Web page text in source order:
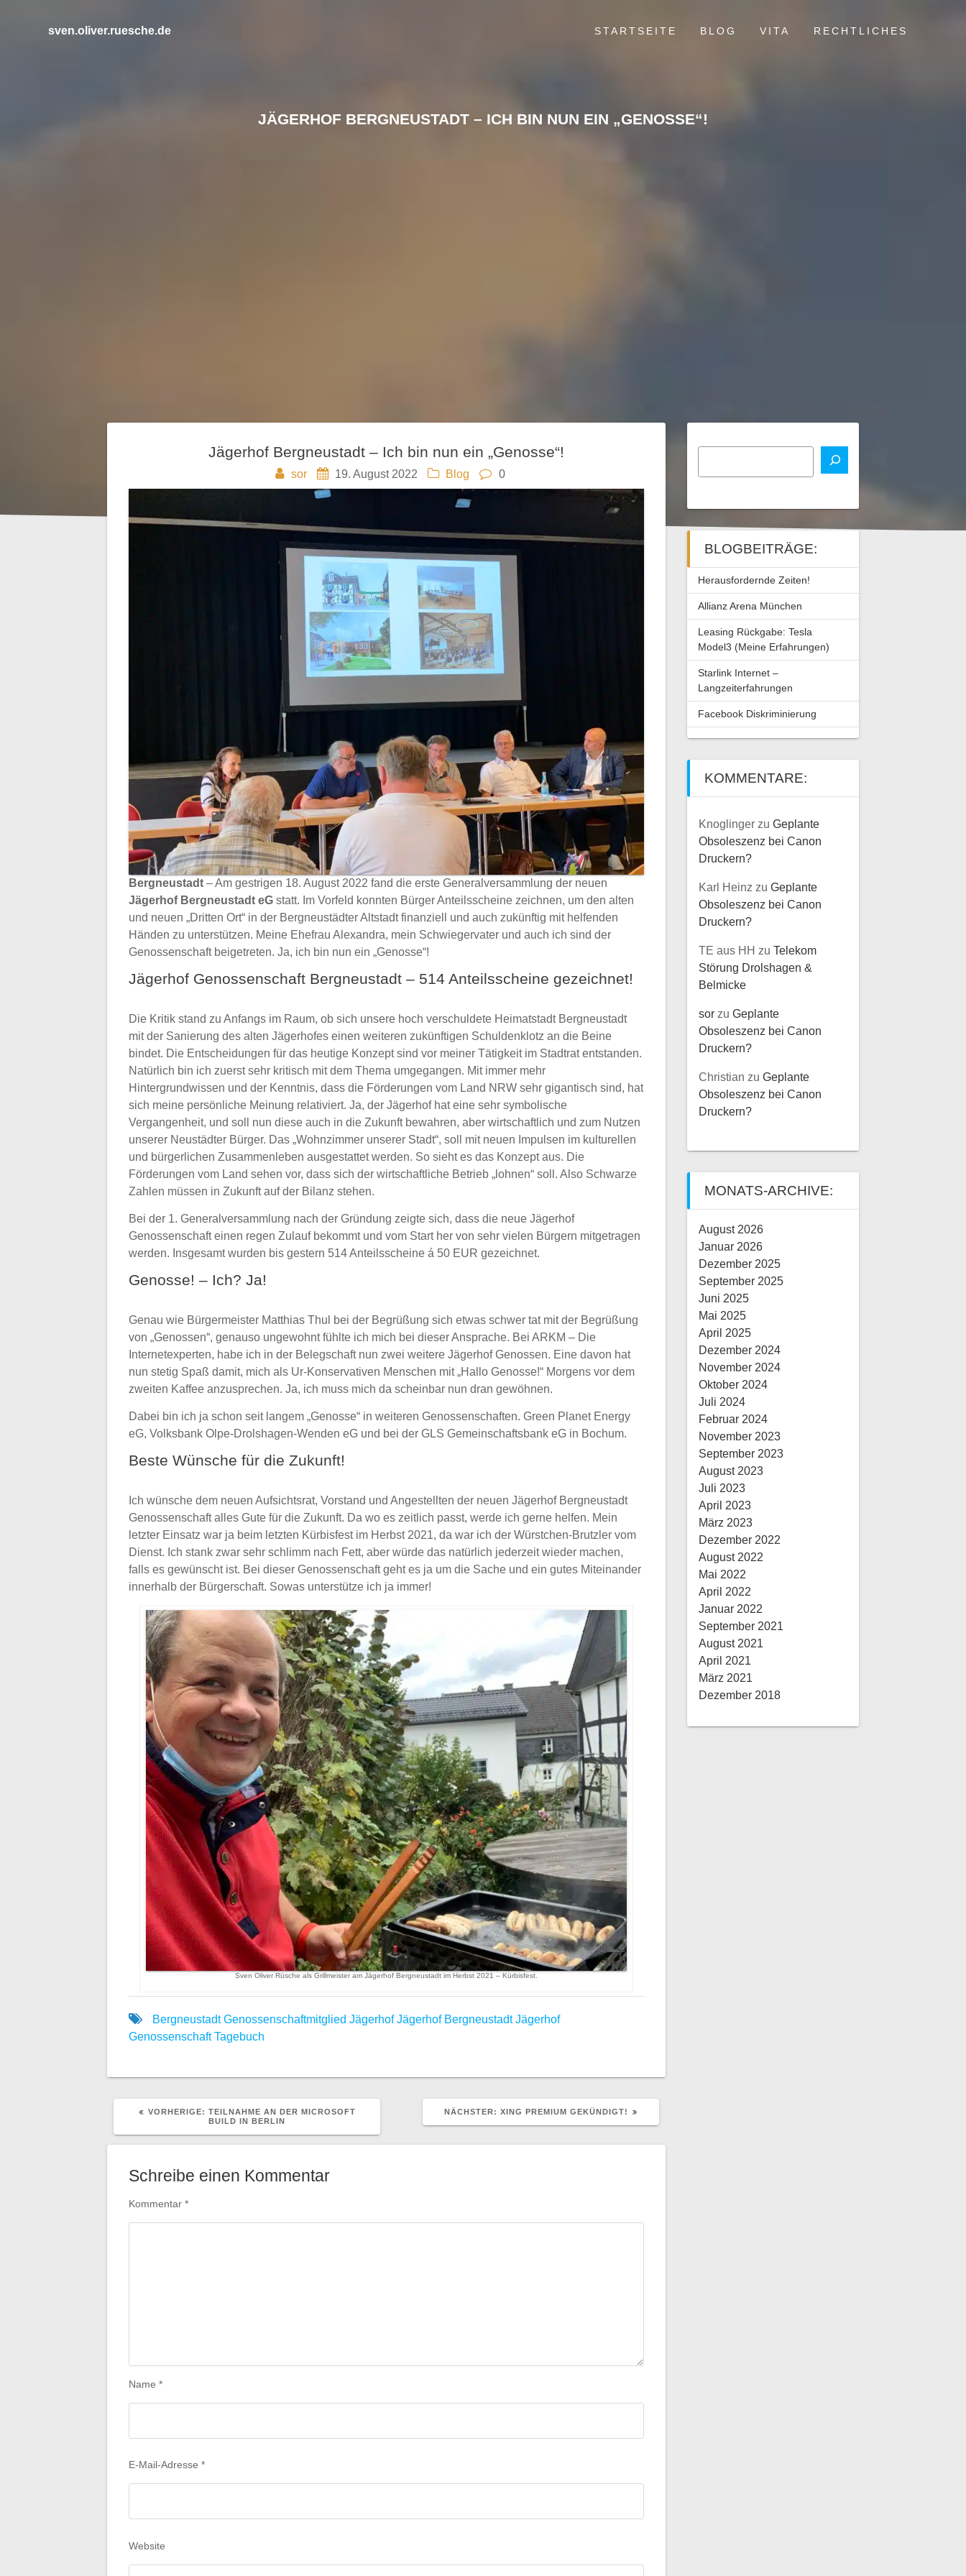
sven.oliver.ruesche.de STARTSEITE BLOG VITA RECHTLICHES
JÄGERHOF BERGNEUSTADT – ICH BIN NUN EIN „GENOSSE“!
Jägerhof Bergneustadt – Ich bin nun ein „Genosse“!
sor 19. August 2022 Blog 0
Bergneustadt – Am gestrigen 18. August 2022 fand die erste Generalversammlung der neuen
Jägerhof Bergneustadt eG statt. Im Vorfeld konnten Bürger Anteilsscheine zeichnen, um den alten
und neuen „Dritten Ort“ in der Bergneustädter Altstadt finanziell und auch zukünftig mit helfenden
Händen zu unterstützen. Meine Ehefrau Alexandra, mein Schwiegervater und auch ich sind der
Genossenschaft beigetreten. Ja, ich bin nun ein „Genosse“!
Jägerhof Genossenschaft Bergneustadt – 514 Anteilsscheine gezeichnet!
Die Kritik stand zu Anfangs im Raum, ob sich unsere hoch verschuldete Heimatstadt Bergneustadt
mit der Sanierung des alten Jägerhofes einen weiteren zukünftigen Schuldenklotz an die Beine
bindet. Die Entscheidungen für das heutige Konzept sind vor meiner Tätigkeit im Stadtrat entstanden.
Natürlich bin ich zuerst sehr kritisch mit dem Thema umgegangen. Mit immer mehr
Hintergrundwissen und der Kenntnis, dass die Förderungen vom Land NRW sehr gigantisch sind, hat
sich meine persönliche Meinung relativiert. Ja, der Jägerhof hat eine sehr symbolische
Vergangenheit, und soll nun diese auch in die Zukunft bewahren, aber wirtschaftlich und zum Nutzen
unserer Neustädter Bürger. Das „Wohnzimmer unserer Stadt“, soll mit neuen Impulsen im kulturellen
und bürgerlichen Zusammenleben ausgestattet werden. So sieht es das Konzept aus. Die
Förderungen vom Land sehen vor, dass sich der wirtschaftliche Betrieb „lohnen“ soll. Also Schwarze
Zahlen müssen in Zukunft auf der Bilanz stehen.
Bei der 1. Generalversammlung nach der Gründung zeigte sich, dass die neue Jägerhof
Genossenschaft einen regen Zulauf bekommt und vom Start her von sehr vielen Bürgern mitgetragen
werden. Insgesamt wurden bis gestern 514 Anteilsscheine á 50 EUR gezeichnet.
Genosse! – Ich? Ja!
Genau wie Bürgermeister Matthias Thul bei der Begrüßung sich etwas schwer tat mit der Begrüßung
von „Genossen“, genauso ungewohnt fühlte ich mich bei dieser Ansprache. Bei ARKM – Die
Internetexperten, habe ich in der Belegschaft nun zwei weitere Jägerhof Genossen. Eine davon hat
nun stetig Spaß damit, mich als Ur-Konservativen Menschen mit „Hallo Genosse!“ Morgens vor dem
zweiten Kaffee anzusprechen. Ja, ich muss mich da scheinbar nun dran gewöhnen.
Dabei bin ich ja schon seit langem „Genosse“ in weiteren Genossenschaften. Green Planet Energy
eG, Volksbank Olpe-Drolshagen-Wenden eG und bei der GLS Gemeinschaftsbank eG in Bochum.
Beste Wünsche für die Zukunft!
Ich wünsche dem neuen Aufsichtsrat, Vorstand und Angestellten der neuen Jägerhof Bergneustadt
Genossenschaft alles Gute für die Zukunft. Da wo es zeitlich passt, werde ich gerne helfen. Mein
letzter Einsatz war ja beim letzten Kürbisfest im Herbst 2021, da war ich der Würstchen-Brutzler vom
Dienst. Ich stank zwar sehr schlimm nach Fett, aber würde das natürlich jederzeit wieder machen,
falls es gewünscht ist. Bei dieser Genossenschaft geht es ja um die Sache und ein gutes Miteinander
innerhalb der Bürgerschaft. Sowas unterstütze ich ja immer!
Sven Oliver Rüsche als Grillmeister am Jägerhof Bergneustadt im Herbst 2021 – Kürbisfest.
Bergneustadt Genossenschaftmitglied Jägerhof Jägerhof Bergneustadt Jägerhof
Genossenschaft Tagebuch
Beitragsnavigation
VORHERIGE: VORHERIGER
BEITRAG:
TEILNAHME AN DER MICROSOFT
BUILD IN BERLIN
NÄCHSTER: NÄCHSTER
XING PREMIUM GEKÜNDIGT!
Schreibe einen Kommentar
Kommentar*
Name*
E-Mail-Adresse*
Website
BLOGBEITRÄGE:
Herausfordernde Zeiten!
Allianz Arena München
Leasing Rückgabe: Tesla
Model3 (Meine Erfahrungen)
Starlink Internet –
Langzeiterfahrungen
Facebook Diskriminierung
KOMMENTARE:
Knoglingerzu Geplante
Obsoleszenz bei Canon
Druckern?
Karl Heinz zu Geplante
Obsoleszenz bei Canon
Druckern?
TE aus HH zu Telekom
Störung Drolshagen &
Belmicke
sorzu Geplante
Obsoleszenz bei Canon
Druckern?
Christian zu Geplante
Obsoleszenz bei Canon
Druckern?
MONATS-ARCHIVE:
August 2026
Januar 2026
Dezember 2025
September 2025
Juni 2025
Mai 2025
April 2025
Dezember 2024
November 2024
Oktober 2024
Juli 2024
Februar 2024
November 2023
September 2023
August 2023
Juli 2023
April 2023
März 2023
Dezember 2022
August 2022
Mai 2022
April 2022
Januar 2022
September 2021
August 2021
April 2021
März 2021
Dezember 2018